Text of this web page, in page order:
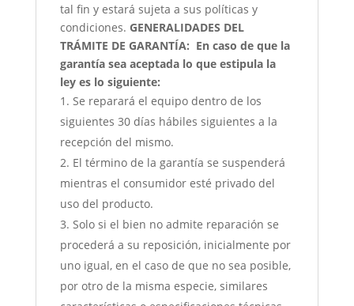
tal fin y estará sujeta a sus políticas y
condiciones. GENERALIDADES DEL
TRÁMITE DE GARANTÍA: En caso de que la
garantía sea aceptada lo que estipula la
ley es lo siguiente:
Se reparará el equipo dentro de los
siguientes 30 días hábiles siguientes a la
recepción del mismo.
El término de la garantía se suspenderá
mientras el consumidor esté privado del
uso del producto.
Solo si el bien no admite reparación se
procederá a su reposición, inicialmente por
uno igual, en el caso de que no sea posible,
por otro de la misma especie, similares